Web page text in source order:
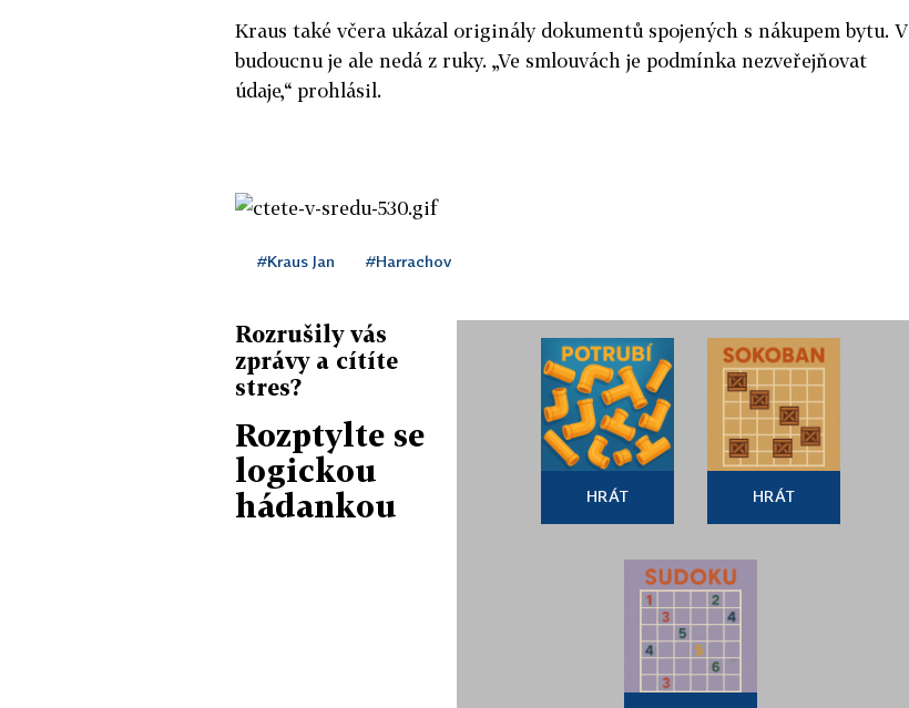
Kraus také včera ukázal originály dokumentů spojených s nákupem bytu. V
budoucnu je ale nedá z ruky. „Ve smlouvách je podmínka nezveřejňovat
údaje,“ prohlásil.
#Kraus Jan #Harrachov
Rozrušily vás
zprávy a cítíte
stres?
Rozptylte se
logickou
hádankou
HRÁT HRÁT